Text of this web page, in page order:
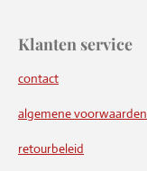
Klanten service
contact
algemene voorwaarden
retourbeleid